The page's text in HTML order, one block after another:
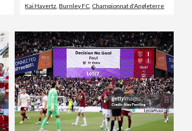
Kai Havertz ,Burnley FC Championnat d'Angleterre